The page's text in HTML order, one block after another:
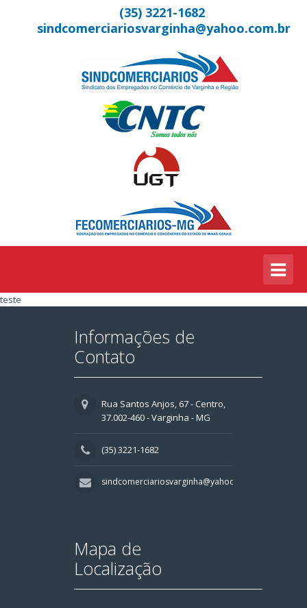
(35) 3221-1682
sindcomerciariosvarginha@yahoo.com.br
teste
Informações de
Contato
Rua Santos Anjos, 67 - Centro,
37.002-460 - Varginha - MG
(35) 3221-1682
sindcomerciariosvarginha@yahoo.com.br
Mapa de
Localização